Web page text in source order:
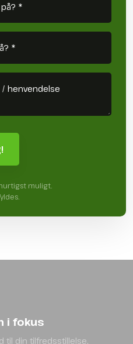
muligt.
i fokus
til din tilfredsstillelse.